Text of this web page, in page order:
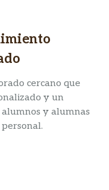
cercano que
y un
y alumnas